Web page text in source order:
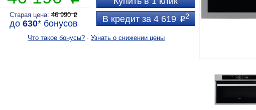
В кредит за 4 619P2
Старая цена:46 990P
до 630*бонусов
Что такое бонусы? · Узнать о снижении цены